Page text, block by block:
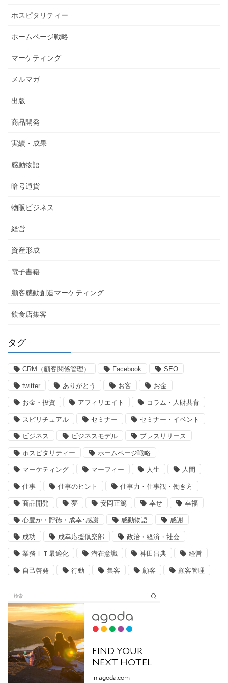
ホスピタリティー
ホームページ戦略
マーケティング
メルマガ
出版
商品開発
実績・成果
感動物語
暗号通貨
物販ビジネス
経営
資産形成
電子書籍
顧客感動創造マーケティング
飲食店集客
タグ
CRM（顧客関係管理） Facebook SEO
twitter ありがとう お客 お金
お金・投資 アフィリエイト コラム・人財共育
スピリチュアル セミナー セミナー・イベント
ビジネス ビジネスモデル プレスリリース
ホスピタリティー ホームページ戦略
マーケティング マーフィー 人生 人間
仕事 仕事のヒント 仕事力・仕事観・働き方
商品開発 夢 安岡正篤 幸せ 幸福
心豊か・貯徳・成幸･感謝 感動物語 感謝
成功 成幸応援倶楽部 政治・経済・社会
業務ＩＴ最適化 潜在意識 神田昌典 経営
自己啓発 行動 集客 顧客 顧客管理